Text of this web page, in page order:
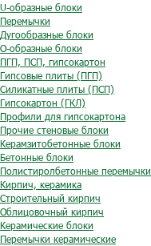
U-образные блоки
Перемычки
Дугообразные блоки
O-образные блоки
ПГП, ПСП, гипсокартон
Гипсовые плиты (ПГП)
Силикатные плиты (ПСП)
Гипсокартон (ГКЛ)
Профили для гипсокартона
Прочие стеновые блоки
Керамзитобетонные блоки
Бетонные блоки
Полистиролбетонные перемычки
Кирпич, керамика
Строительный кирпич
Облицовочный кирпич
Керамические блоки
Перемычки керамические